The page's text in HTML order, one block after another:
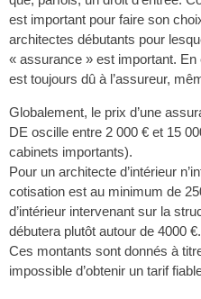
est important pour faire son
architectes débutants pour
« assurance » est important.
est toujours dû à l’assureur,
Globalement, le prix d’une
DE oscille entre 2 000 € et 15
cabinets importants).
Pour un architecte d’intérieur
cotisation est au minimum de
d’intérieur intervenant sur la
débutera plutôt autour de 4000 €.
Ces montants sont donnés à
impossible d’obtenir un tarif